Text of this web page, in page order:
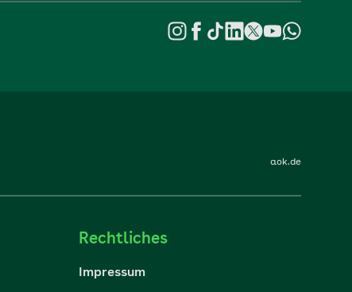
aok.de
Rechtliches
Impressum